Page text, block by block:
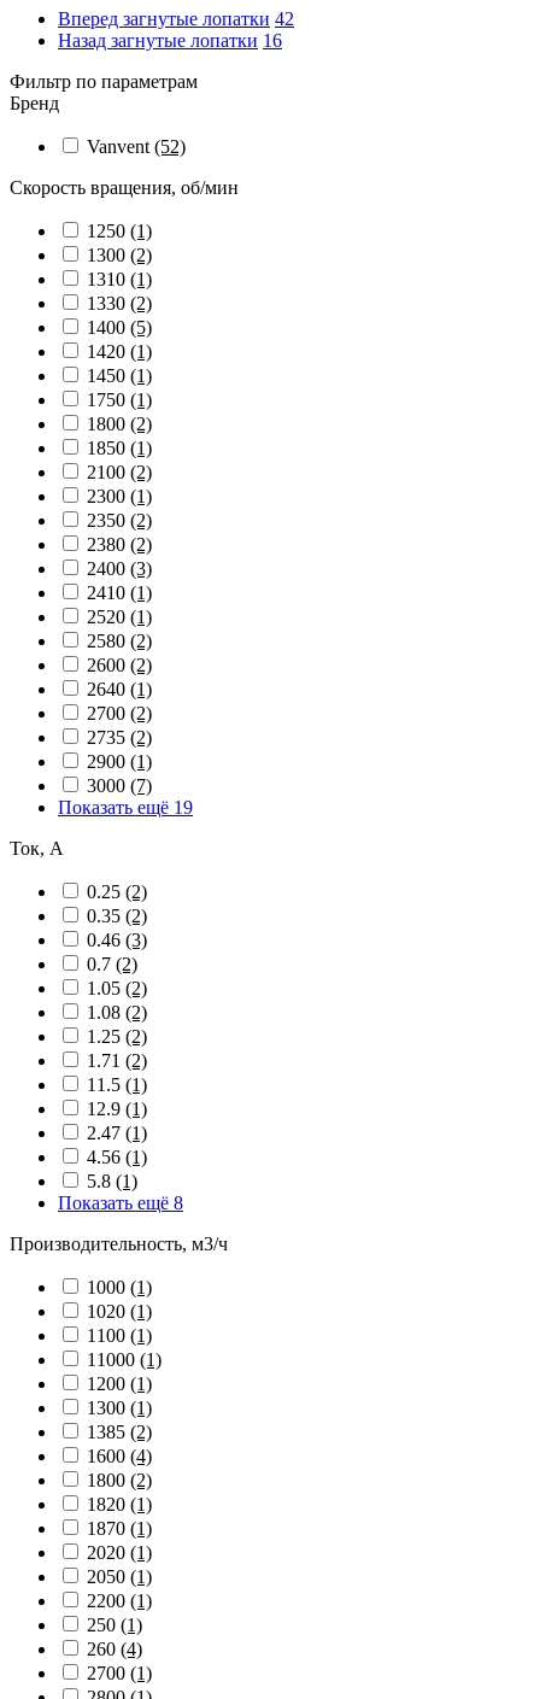
Вперед загнутые лопатки 42
Назад загнутые лопатки 16
Фильтр по параметрам
Бренд
Vanvent (52)
Скорость вращения, об/мин
1250 (1)
1300 (2)
1310 (1)
1330 (2)
1400 (5)
1420 (1)
1450 (1)
1750 (1)
1800 (2)
1850 (1)
2100 (2)
2300 (1)
2350 (2)
2380 (2)
2400 (3)
2410 (1)
2520 (1)
2580 (2)
2600 (2)
2640 (1)
2700 (2)
2735 (2)
2900 (1)
3000 (7)
Показать ещё 19
Ток, А
0.25 (2)
0.35 (2)
0.46 (3)
0.7 (2)
1.05 (2)
1.08 (2)
1.25 (2)
1.71 (2)
11.5 (1)
12.9 (1)
2.47 (1)
4.56 (1)
5.8 (1)
Показать ещё 8
Производительность, м3/ч
1000 (1)
1020 (1)
1100 (1)
11000 (1)
1200 (1)
1300 (1)
1385 (2)
1600 (4)
1800 (2)
1820 (1)
1870 (1)
2020 (1)
2050 (1)
2200 (1)
250 (1)
260 (4)
2700 (1)